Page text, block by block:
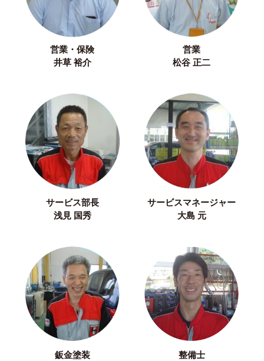
営業・保険
井草 裕介
営業
松谷 正二
サービス部長
浅見 国秀
サービスマネージャー
大島 元
鈑金塗装
整備士